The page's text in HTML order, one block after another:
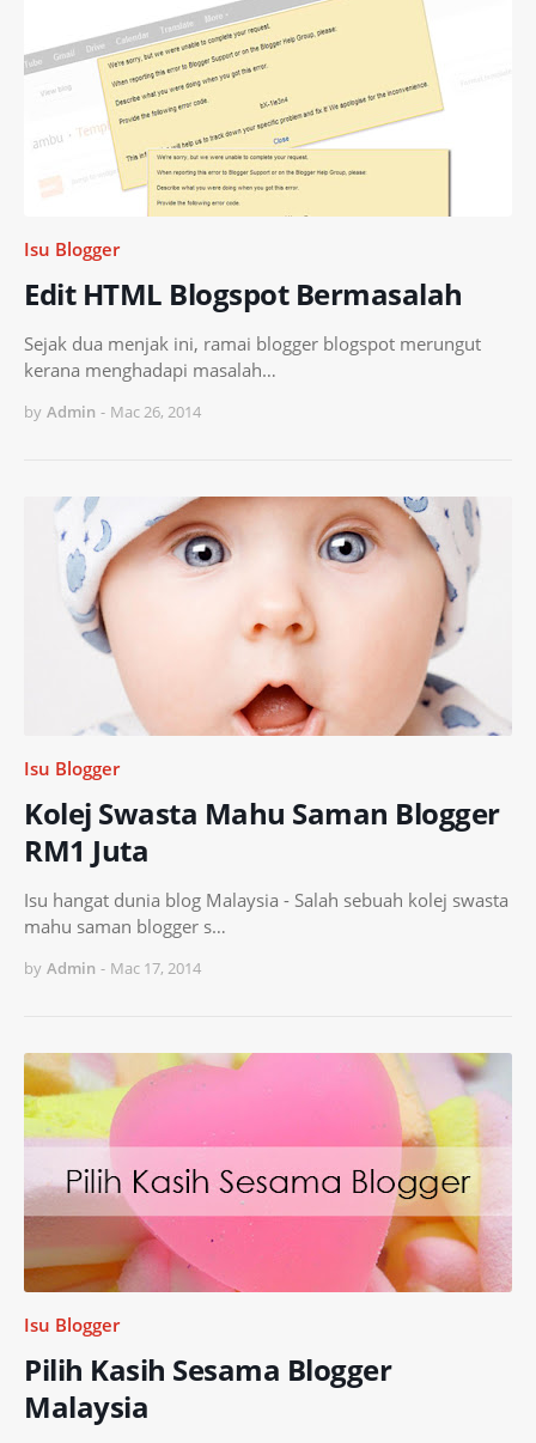
Isu Blogger
Edit HTML Blogspot Bermasalah
Sejak dua menjak ini, ramai blogger blogspot merungut
kerana menghadapi masalah…
by Admin - Mac 26, 2014
Isu Blogger
Kolej Swasta Mahu Saman Blogger
RM1 Juta
Isu hangat dunia blog Malaysia - Salah sebuah kolej swasta
mahu saman blogger s…
by Admin - Mac 17, 2014
Isu Blogger
Pilih Kasih Sesama Blogger
Malaysia